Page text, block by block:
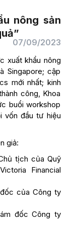
nông sản
07/09/2023
xuất khẩu nông
Singapore; cập
mới nhất; kinh
công, Khoa
buổi workshop
vốn đầu tư hiệu
giả:
tịch của Quỹ
Financial
của Công ty
đốc Công ty